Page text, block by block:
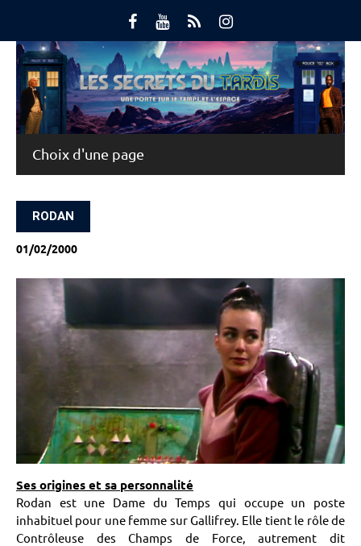
content
Main Menu
RODAN
01/02/2000
Ses origines et sa personnalité
Rodan est une Dame du Temps qui occupe un poste
inhabituel pour une femme sur Gallifrey. Elle tient le rôle de
Contrôleuse des Champs de Force, autrement dit